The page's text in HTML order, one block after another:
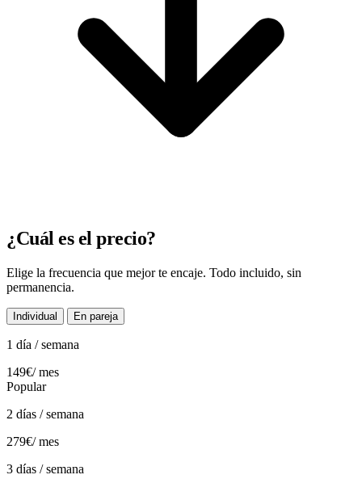
¿Cuál es el precio?
Elige la frecuencia que mejor te encaje. Todo incluido, sin
permanencia.
Individual En pareja
1 día / semana
149€/ mes
Popular
2 días / semana
279€/ mes
3 días / semana